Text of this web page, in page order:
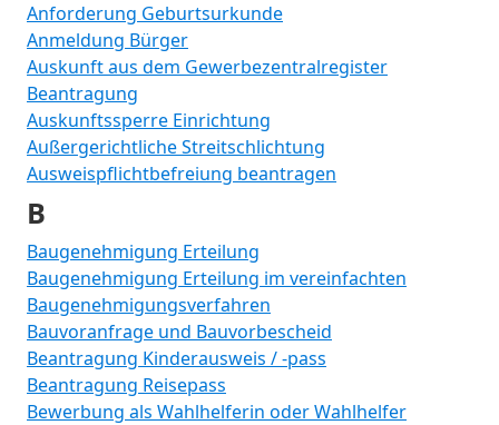
Anforderung Geburtsurkunde
Anmeldung Bürger
Auskunft aus dem Gewerbezentralregister
Beantragung
Auskunftssperre Einrichtung
Außergerichtliche Streitschlichtung
Ausweispflichtbefreiung beantragen
B
Baugenehmigung Erteilung
Baugenehmigung Erteilung im vereinfachten
Baugenehmigungsverfahren
Bauvoranfrage und Bauvorbescheid
Beantragung Kinderausweis / -pass
Beantragung Reisepass
Bewerbung als Wahlhelferin oder Wahlhelfer